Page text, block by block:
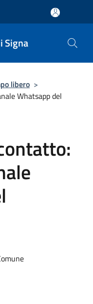
Signa
libero >
Whatsapp del